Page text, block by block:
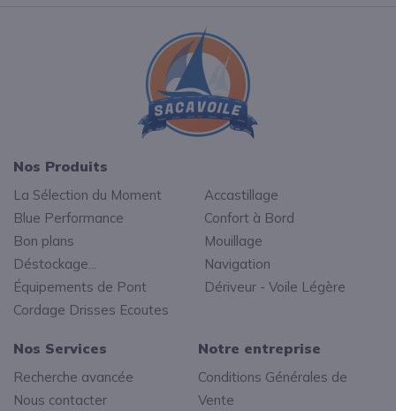
Nos Services
Recherche avancée
Nous contacter
Notre entreprise
Conditions Générales de
Vente
Nos Produits
La Sélection du Moment
Blue Performance
Bon plans
Déstockage...
Équipements de Pont
Cordage Drisses Ecoutes
Accastillage
Confort à Bord
Mouillage
Navigation
Dériveur - Voile Légère